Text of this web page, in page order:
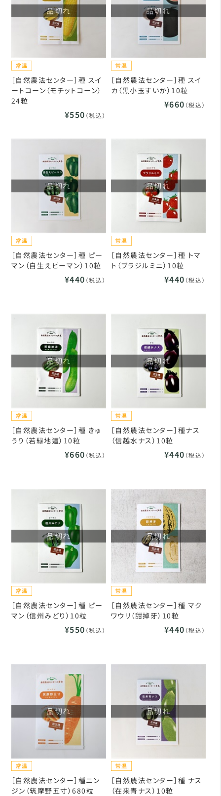
品切れ
［自然農法センター］種 スイ
ートコーン（モチットコーン）
24粒
¥550 （税込）
品切れ
［自然農法センター］種 スイ
カ（黒小玉すいか）10粒
¥660 （税込）
品切れ
［自然農法センター］種 ピー
マン（自生えピーマン）10粒
¥440 （税込）
品切れ
［自然農法センター］種 トマ
ト（ブラジルミニ）10粒
¥440 （税込）
品切れ
［自然農法センター］種 きゅ
うり（若緑地這）10粒
¥660 （税込）
品切れ
［自然農法センター］種ナス
（信越水ナス）10粒
¥440 （税込）
品切れ
［自然農法センター］種 ピー
マン（信州みどり）10粒
¥550 （税込）
品切れ
［自然農法センター］種 マク
ワウリ（甜掉牙）10粒
¥440 （税込）
品切れ
［自然農法センター］種ニン
ジン（筑摩野五寸）680粒
品切れ
［自然農法センター］種 ナス
（在来青ナス）10粒